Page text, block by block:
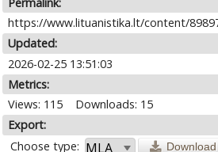
https://www.lituanistika.lt/content/
Updated:
2026-02-25 13:51:03
Metrics:
Views: 115
Downloads: 15
Export:
Choose type:
Download